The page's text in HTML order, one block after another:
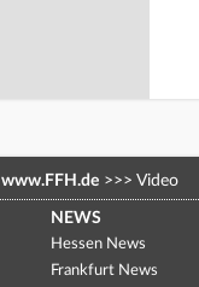
www.FFH.de >>> Video
NEWS
Hessen News
Frankfurt News